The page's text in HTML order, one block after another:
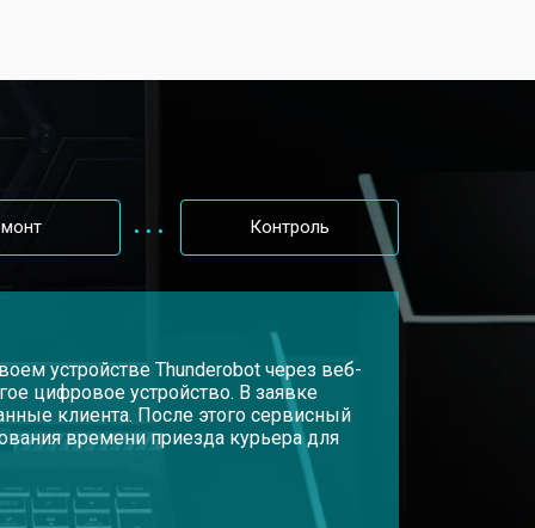
2300 ₽ Заказать
3800 ₽ Заказать
1500 ₽ Заказать
Контроль
устройстве Thunderobot через веб-
цифровое устройство. В заявке
клиента. После этого сервисный
времени приезда курьера для